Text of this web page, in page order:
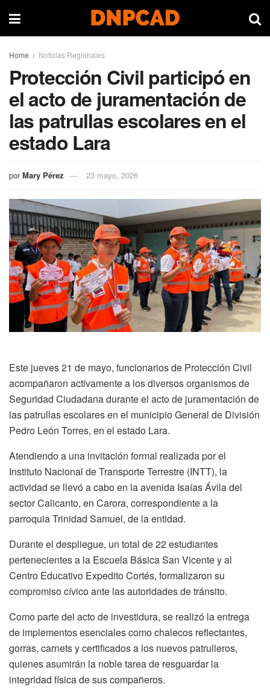
Home Noticias Regionales
Protección Civil participó en
el acto de juramentación de
las patrullas escolares en el
estado Lara
por Mary Pérez 23 mayo, 2026
Este jueves 21 de mayo, funcionarios de Protección Civil
acompañaron activamente a los diversos organismos de
Seguridad Ciudadana durante el acto de juramentación de
las patrullas escolares en el municipio General de División
Pedro León Torres, en el estado Lara.
Atendiendo a una invitación formal realizada por el
Instituto Nacional de Transporte Terrestre (INTT), la
actividad se llevó a cabo en la avenida Isaías Ávila del
sector Calicanto, en Carora, correspondiente a la
parroquia Trinidad Samuel, de la entidad.
Durante el despliegue, un total de 22 estudiantes
pertenecientes a la Escuela Básica San Vicente y al
Centro Educativo Expedito Cortés, formalizaron su
compromiso cívico ante las autoridades de tránsito.
Como parte del acto de investidura, se realizó la entrega
de implementos esenciales como chalecos reflectantes,
gorras, carnets y certificados a los nuevos patrulleros,
quienes asumirán la noble tarea de resguardar la
integridad física de sus compañeros.